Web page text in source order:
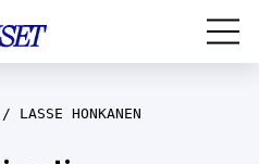
LASSE HONKANEN